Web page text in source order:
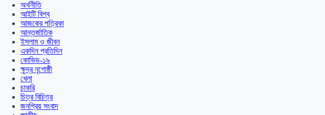
অর্থনীতি
আইটি বিশ্ব
আজকের পত্রিকা
আন্তর্জাতিক
ইসলাম ও জীবন
একদিন প্রতিদিন
কোভিড-১৯
ক্ষুদ্র নৃগোষ্ঠী
খেলা
চাকরি
চিত্র বিচিত্র
জনপ্রিয় সংবাদ